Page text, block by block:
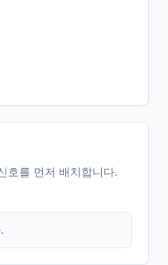
호를 먼저 배치합니다.